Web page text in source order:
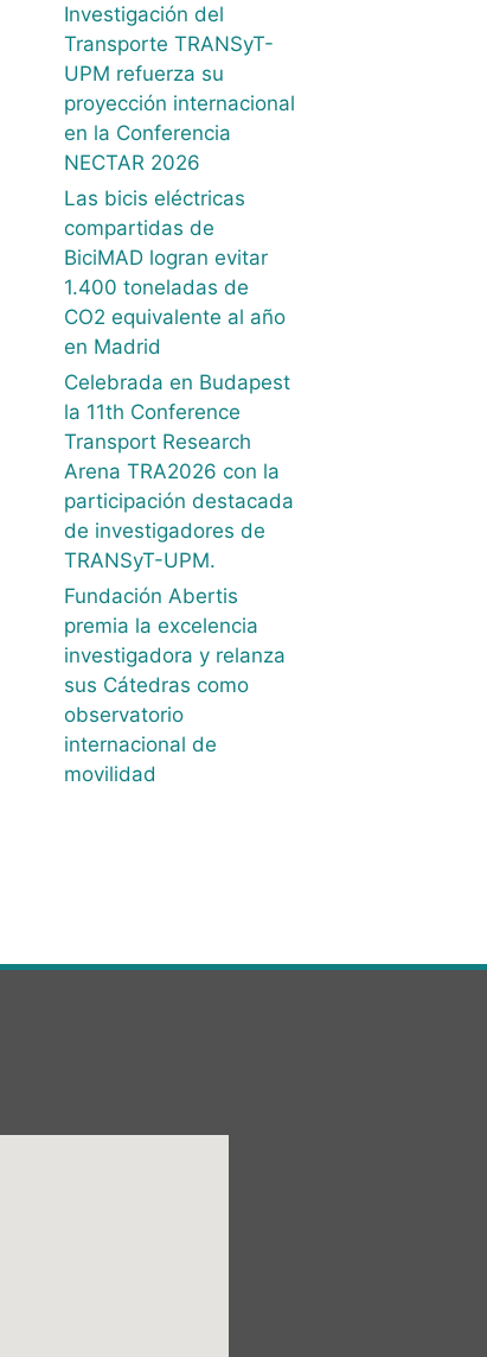
Investigación del
Transporte TRANSyT-
UPM refuerza su
proyección internacional
en la Conferencia
NECTAR 2026
Las bicis eléctricas
compartidas de
BiciMAD logran evitar
1.400 toneladas de
CO2 equivalente al año
en Madrid
Celebrada en Budapest
la 11th Conference
Transport Research
Arena TRA2026 con la
participación destacada
de investigadores de
TRANSyT-UPM.
Fundación Abertis
premia la excelencia
investigadora y relanza
sus Cátedras como
observatorio
internacional de
movilidad